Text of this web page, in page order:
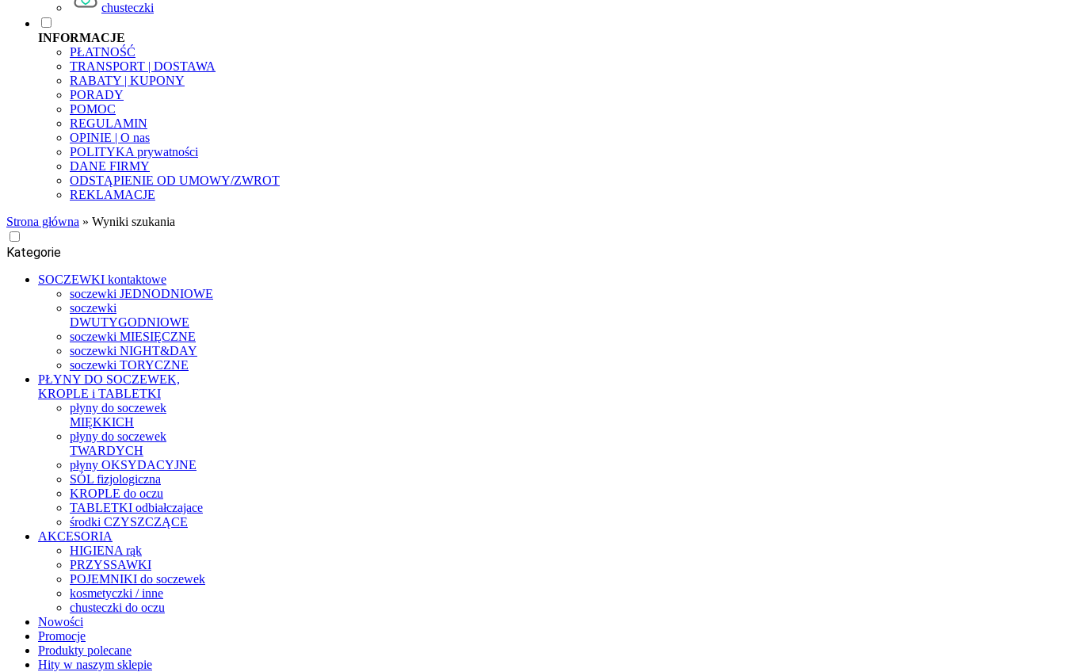
chusteczki
INFORMACJE
PŁATNOŚĆ
TRANSPORT | DOSTAWA
RABATY | KUPONY
PORADY
POMOC
REGULAMIN
OPINIE | O nas
POLITYKA prywatności
DANE FIRMY
ODSTĄPIENIE OD UMOWY/ZWROT
REKLAMACJE
Strona główna » Wyniki szukania
Kategorie
SOCZEWKI kontaktowe
soczewki JEDNODNIOWE
soczewki
DWUTYGODNIOWE
soczewki MIESIĘCZNE
soczewki NIGHT&DAY
soczewki TORYCZNE
PŁYNY DO SOCZEWEK,
KROPLE i TABLETKI
płyny do soczewek
MIĘKKICH
płyny do soczewek
TWARDYCH
płyny OKSYDACYJNE
SÓL fizjologiczna
KROPLE do oczu
TABLETKI odbiałczajace
środki CZYSZCZĄCE
AKCESORIA
HIGIENA rąk
PRZYSSAWKI
POJEMNIKI do soczewek
kosmetyczki / inne
chusteczki do oczu
Nowości
Promocje
Produkty polecane
Hity w naszym sklepie